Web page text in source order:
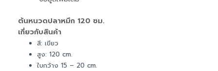
ต้นหนวดปลาหมึก 120 ซม.
เกี่ยวกับสินค้า
สี: เขียว
สูง: 120 cm.
ใบกว้าง 15 – 20 cm.